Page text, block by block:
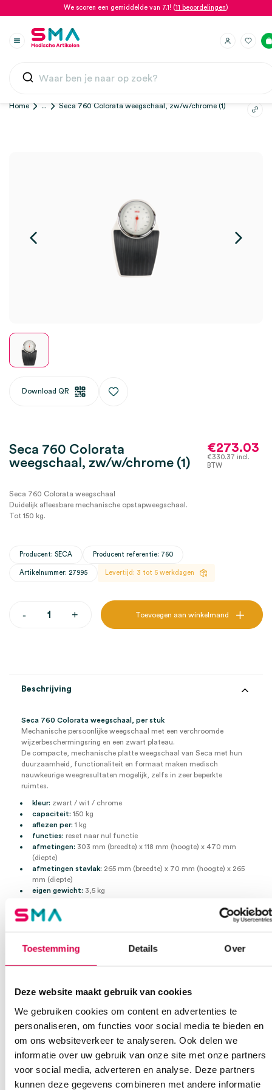
Toestemming Details Over
Deze website maakt gebruik van cookies
We gebruiken cookies om content en advertenties te
personaliseren, om functies voor social media te bieden en
om ons websiteverkeer te analyseren. Ook delen we
informatie over uw gebruik van onze site met onze partners
voor social media, adverteren en analyse. Deze partners
kunnen deze gegevens combineren met andere informatie
We scoren een gemiddelde van 7.1! (11 beoordelingen)
Home ... Seca 760 Colorata weegschaal, zw/w/chrome (1)
Download QR
Seca 760 Colorata
weegschaal, zw/w/chrome (1)
€273.03
€330.37 incl.
BTW
Seca 760 Colorata weegschaal
Duidelijk afleesbare mechanische opstapweegschaal.
Tot 150 kg.
Producent: SECA Producent referentie: 760
Artikelnummer: 27995 Levertijd: 3 tot 5 werkdagen
- + Toevoegen aan winkelmand
Beschrijving
Seca 760 Colorata weegschaal, per stuk
Mechanische persoonlijke weegschaal met een verchroomde
wijzerbeschermingsring en een zwart plateau.
De compacte, mechanische platte weegschaal van Seca met hun
duurzaamheid, functionaliteit en formaat maken medisch
nauwkeurige weegresultaten mogelijk, zelfs in zeer beperkte
ruimtes.
kleur: zwart / wit / chrome
capaciteit: 150 kg
aflezen per: 1 kg
functies: reset naar nul functie
afmetingen: 303 mm (breedte) x 118 mm (hoogte) x 470 mm
(diepte)
afmetingen stavlak: 265 mm (breedte) x 70 mm (hoogte) x 265
mm (diepte)
eigen gewicht: 3,5 kg
Belangrijkste kenmerken
Robuuste constructie.
Grote, gemakkelijk afleesbare wijzerplaten.
Laag profiel en breed platform.
Nauwkeurig en duurzaam.
Aantal 1 stuk
Beoordelingen (0)
Waarom Medische Artikelen?